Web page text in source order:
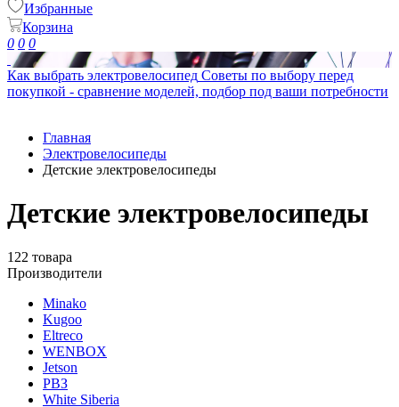
Избранные
Корзина
0 0 0
Как выбрать электровелосипед Советы по выбору перед
покупкой - сравнение моделей, подбор под ваши потребности
Главная
Электровелосипеды
Детские электровелосипеды
Детские электровелосипеды
122 товара
Производители
Minako
Kugoo
Eltreco
WENBOX
Jetson
РВЗ
White Siberia